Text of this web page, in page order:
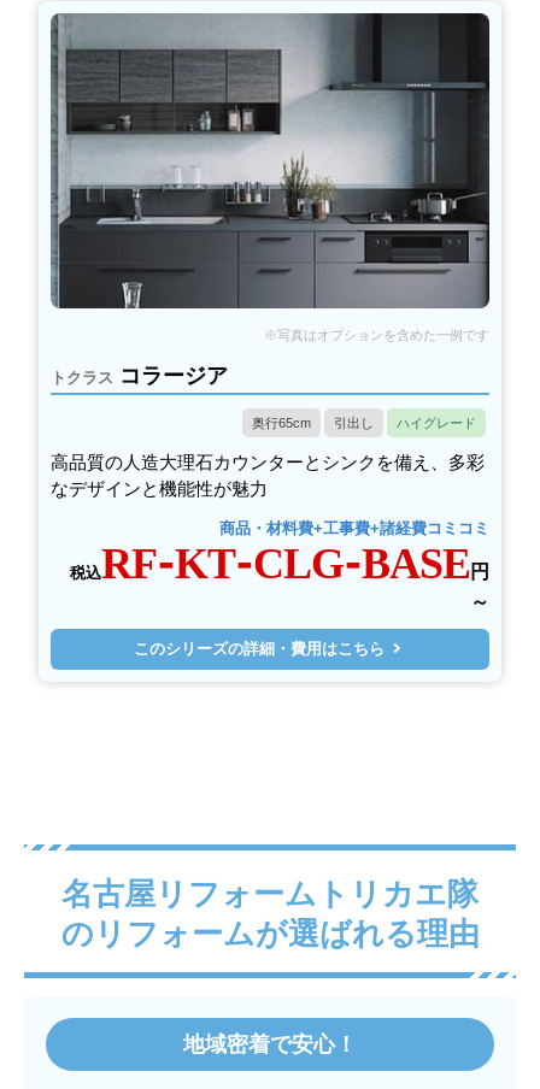
トクラス コラージア
奥行65cm 引出し ハイグレード
高品質の人造大理石カウンターとシンクを備え、多彩
なデザインと機能性が魅力
商品・材料費+工事費+諸経費コミコミ
税込RF-KT-CLG-BASE円
～
このシリーズの詳細・費用はこちら
名古屋リフォームトリカエ隊
のリフォームが選ばれる理由
地域密着で安心！